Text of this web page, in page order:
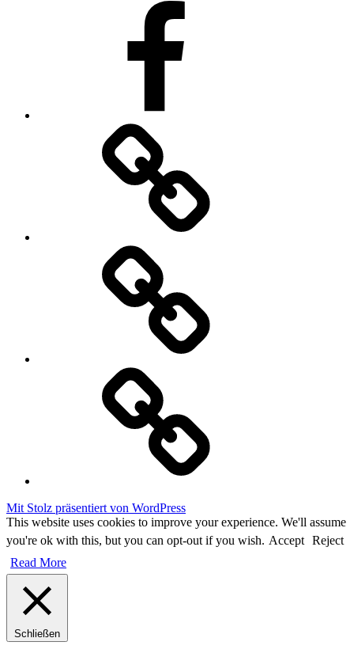
Datenschutzerklärung
Mit Stolz präsentiert von WordPress
This website uses cookies to improve your experience. We'll assume
you're ok with this, but you can opt-out if you wish. Accept Reject
Read More
Schließen